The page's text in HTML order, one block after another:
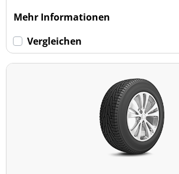
Mehr Informationen
Vergleichen